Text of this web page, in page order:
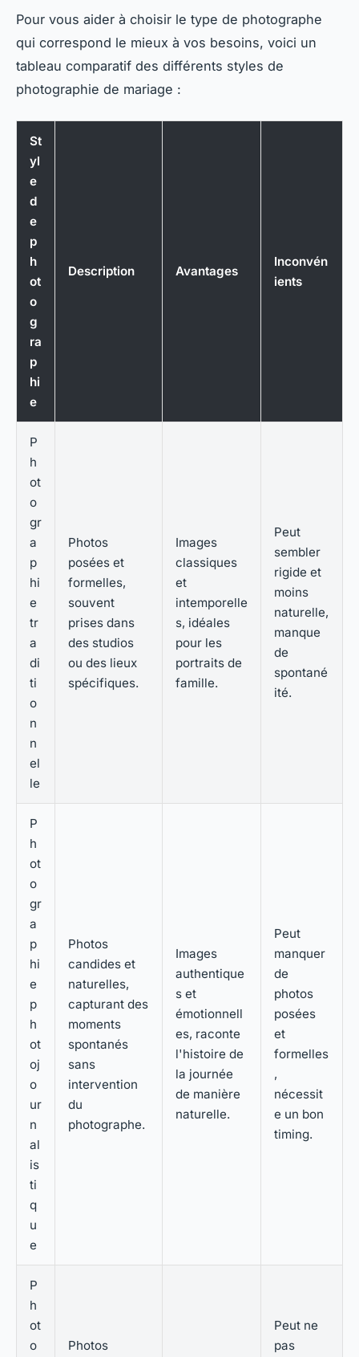
Pour vous aider à choisir le type de photographe
qui correspond le mieux à vos besoins, voici un
tableau comparatif des différents styles de
photographie de mariage :
St
yl
e
d
e
p
h
ot
o
g
ra
p
hi
e
Description Avantages
Inconvén
ients
P
h
ot
o
gr
a
p
hi
e
tr
a
di
ti
o
n
n
el
le
Photos
posées et
formelles,
souvent
prises dans
des studios
ou des lieux
spécifiques.
Images
classiques
et
intemporelle
s, idéales
pour les
portraits de
famille.
Peut
sembler
rigide et
moins
naturelle,
manque
de
spontané
ité.
P
h
ot
o
gr
a
p
hi
e
p
h
ot
oj
o
ur
n
al
is
ti
q
u
e
Photos
candides et
naturelles,
capturant des
moments
spontanés
sans
intervention
du
photographe.
Images
authentique
s et
émotionnell
es, raconte
l'histoire de
la journée
de manière
naturelle.
Peut
manquer
de
photos
posées
et
formelles
,
nécessit
e un bon
timing.
P
h
ot
o
Photos
Peut ne
pas